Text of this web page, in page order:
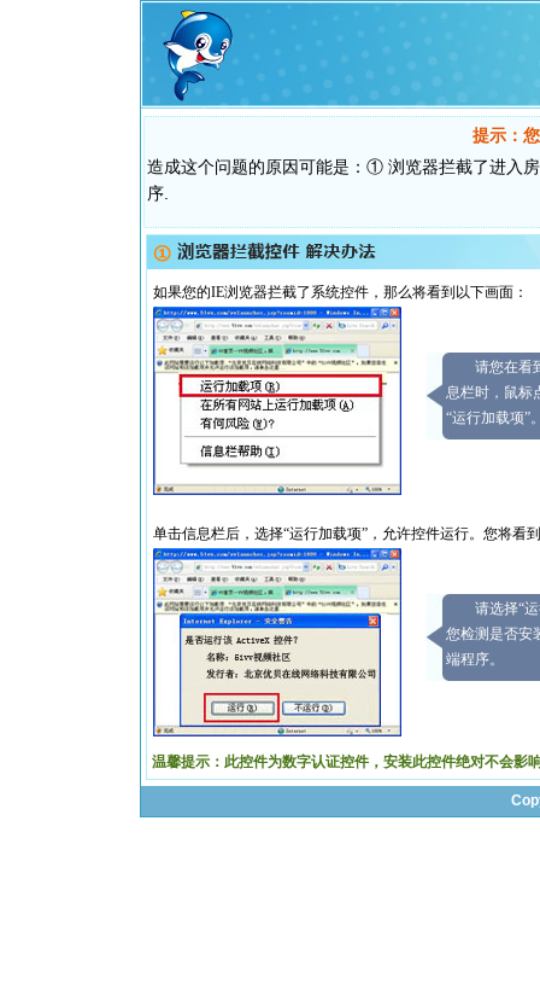
提示：
造成这个问题的原因可能是：① 浏览器拦截了进入
序.
如果您的IE浏览器拦截了系统控件，那么将看到以下画面：
请您在看
息栏时，鼠标
“运行加载项”
单击信息栏后，选择“运行加载项”，允许控件运行。您将看
请选择“
您检测是否安
端程序。
温馨提示：此控件为数字认证控件，安装此控件绝对不会影